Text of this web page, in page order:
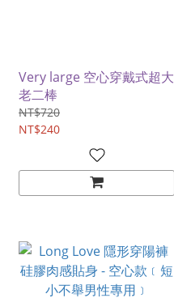
Very large 空心穿戴式超大
老二棒
NT$720
NT$240